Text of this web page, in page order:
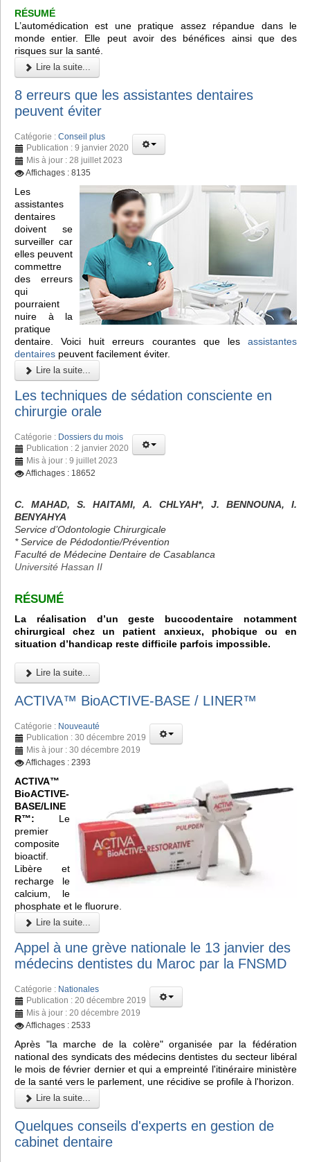
RÉSUMÉ
L’automédication est une pratique assez répandue dans le
monde entier. Elle peut avoir des bénéfices ainsi que des
risques sur la santé.
Lire la suite...
8 erreurs que les assistantes dentaires
peuvent éviter
Catégorie : Conseil plus
Publication : 9 janvier 2020
Mis à jour : 28 juillet 2023
Affichages : 8135
Les
assistantes
dentaires
doivent se
surveiller car
elles peuvent
commettre
des erreurs
qui
pourraient
nuire à la
pratique
dentaire. Voici huit erreurs courantes que les assistantes
dentaires peuvent facilement éviter.
Lire la suite...
Les techniques de sédation consciente en
chirurgie orale
Catégorie : Dossiers du mois
Publication : 2 janvier 2020
Mis à jour : 9 juillet 2023
Affichages : 18652
C. MAHAD, S. HAITAMI, A. CHLYAH*, J. BENNOUNA, I.
BENYAHYA
Service d’Odontologie Chirurgicale
* Service de Pédodontie/Prévention
Faculté de Médecine Dentaire de Casablanca
Université Hassan II
RÉSUMÉ
La réalisation d’un geste buccodentaire notamment
chirurgical chez un patient anxieux, phobique ou en
situation d’handicap reste difficile parfois impossible.
Lire la suite...
ACTIVA™ BioACTIVE-BASE / LINER™
Catégorie : Nouveauté
Publication : 30 décembre 2019
Mis à jour : 30 décembre 2019
Affichages : 2393
ACTIVA™
BioACTIVE-
BASE/LINE
R™: Le
premier
composite
bioactif.
Libère et
recharge le
calcium, le
phosphate et le fluorure.
Lire la suite...
Appel à une grève nationale le 13 janvier des
médecins dentistes du Maroc par la FNSMD
Catégorie : Nationales
Publication : 20 décembre 2019
Mis à jour : 20 décembre 2019
Affichages : 2533
Après "la marche de la colère" organisée par la fédération
national des syndicats des médecins dentistes du secteur libéral
le mois de février dernier et qui a empreinté l'itinéraire ministère
de la santé vers le parlement, une récidive se profile à l'horizon.
Lire la suite...
Quelques conseils d'experts en gestion de
cabinet dentaire